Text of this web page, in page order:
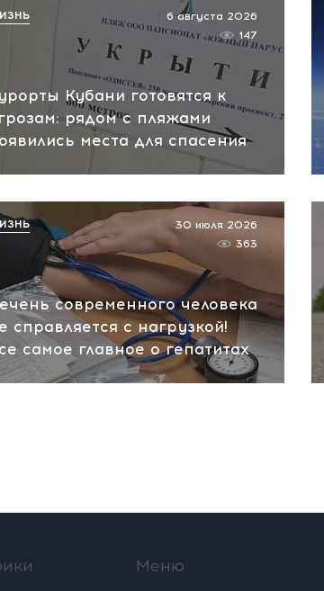
Кубани готовятся к
рядом с пляжами
места для спасения
6 августа 2026
147
современного человека
справляется с нагрузкой!
самое главное о гепатитах
30 июля 2026
363
Меню